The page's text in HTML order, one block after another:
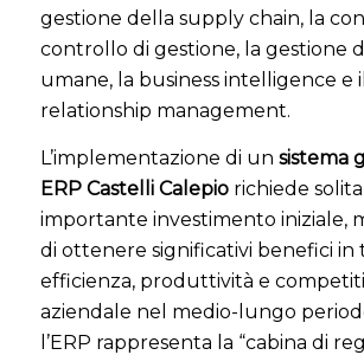
gestione della supply chain, la
controllo di gestione, la gestione
umane, la business intelligence e
relationship management.
L’implementazione di un sistema
ERP Castelli Calepio richiede
importante investimento iniziale,
di ottenere significativi benefici in
efficienza, produttività e
aziendale nel medio-lungo
l’ERP rappresenta la “cabina di